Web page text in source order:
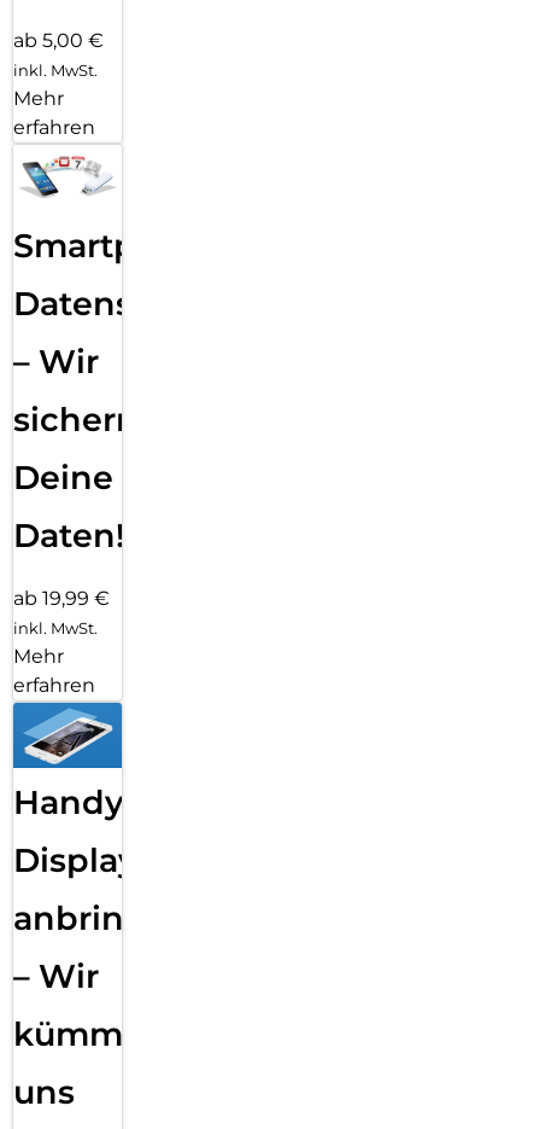
ab 5,00 €
inkl. MwSt.
Mehr
erfahren
Smartphone
Datensicherung
– Wir
sichern
Deine
Daten!
ab 19,99 €
inkl. MwSt.
Mehr
erfahren
Handy
Displayfolie
anbringen
– Wir
kümmern
uns